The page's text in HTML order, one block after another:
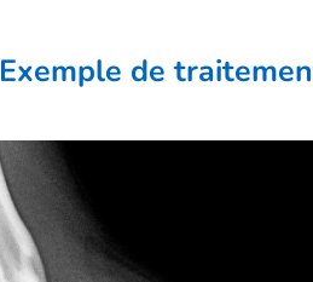
Exemple de